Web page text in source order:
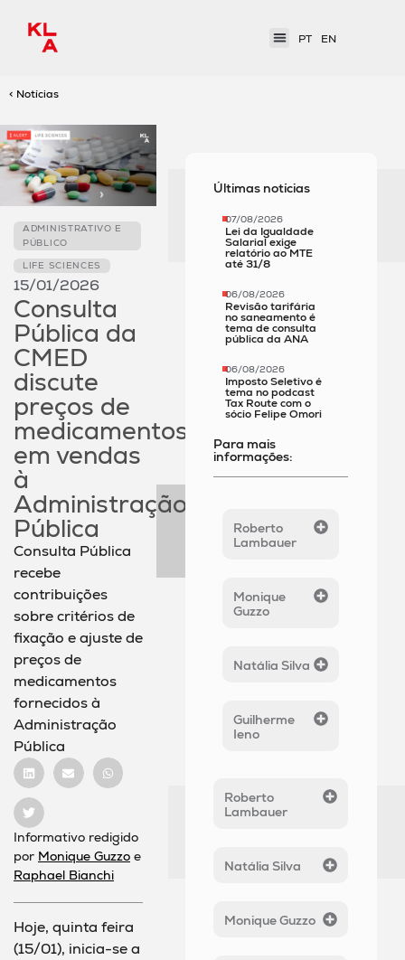
PT EN
< Notícias
ADMINISTRATIVO E
PÚBLICO
LIFE SCIENCES
15/01/2026
Consulta
Pública da
CMED
discute
preços de
medicamentos
em vendas
à
Administração
Pública
Consulta Pública
recebe
contribuições
sobre critérios de
fixação e ajuste de
preços de
medicamentos
fornecidos à
Administração
Pública
Informativo redigido
por Monique Guzzo e
Raphael Bianchi
Hoje, quinta feira
(15/01), inicia-se a
Últimas notícias
07/08/2026
Lei da Igualdade
Salarial exige
relatório ao MTE
até 31/8
06/08/2026
Revisão tarifária
no saneamento é
tema de consulta
pública da ANA
06/08/2026
Imposto Seletivo é
tema no podcast
Tax Route com o
sócio Felipe Omori
Para mais
informações:
Roberto
Lambauer
Monique
Guzzo
Natália Silva
Guilherme
Ieno
Roberto
Lambauer
Natália Silva
Monique Guzzo